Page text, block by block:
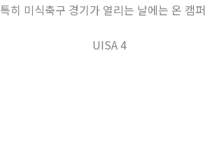
특히 미식축구 경기가 열리는 날에는 온 캠